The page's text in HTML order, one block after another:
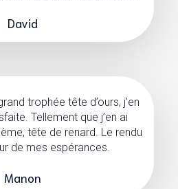
David
trophée tête d’ours, j’en
Tellement que j’en ai
tête de renard. Le rendu
de mes espérances.
Manon